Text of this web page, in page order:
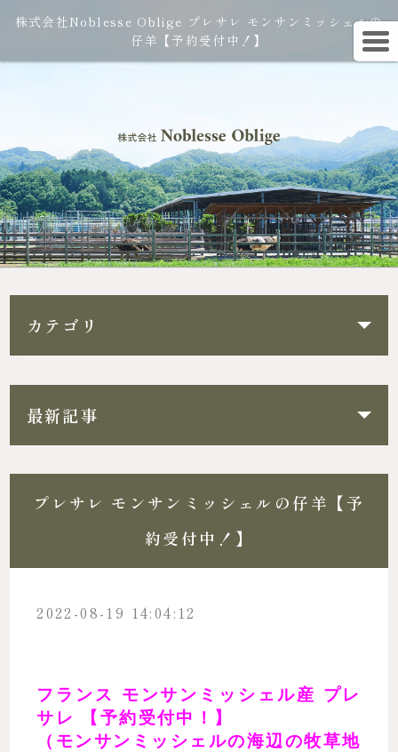
株式会社Noblesse Oblige プレサレ モンサンミッシェルの
仔羊【予約受付中！】
カテゴリ
最新記事
プレサレ モンサンミッシェルの仔羊【予
約受付中！】
2022-08-19 14:04:12
フランス モンサンミッシェル産 プレ
サレ
【予約受付中！】
（モンサンミッシェルの海辺の牧草地